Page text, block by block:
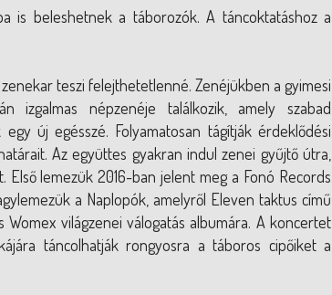
is beleshetnek a táborozók. A táncoktatáshoz a
teszi felejthetetlenné. Zenéjükben a gyimesi
izgalmas népzenéje találkozik, amely szabad
új egésszé. Folyamatosan tágítják érdeklődési
Az együttes gyakran indul zenei gyűjtő útra,
lemezük 2016-ban jelent meg a Fonó Records
a Naplopók, amelyről Eleven taktus című
világzenei válogatás albumára. A koncertet
táncolhatják rongyosra a táboros cipőiket a